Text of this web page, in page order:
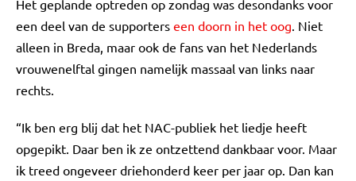
Het geplande optreden op zondag was desondanks voor
een deel van de supporters een doorn in het oog. Niet
alleen in Breda, maar ook de fans van het Nederlands
vrouwenelftal gingen namelijk massaal van links naar
rechts.
“Ik ben erg blij dat het NAC-publiek het liedje heeft
opgepikt. Daar ben ik ze ontzettend dankbaar voor. Maar
ik treed ongeveer driehonderd keer per jaar op. Dan kan